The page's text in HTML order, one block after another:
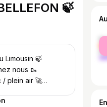
🍃
Limousin 🍃
nous 🥾
/ plein air 🚀